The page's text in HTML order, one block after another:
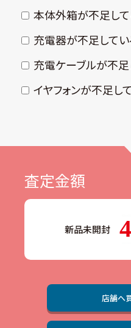
本体外箱が不⾜して
充電器が不⾜してい
充電ケーブルが不⾜
イヤフォンが不⾜し
査定金額
新品未開封
店舗へ